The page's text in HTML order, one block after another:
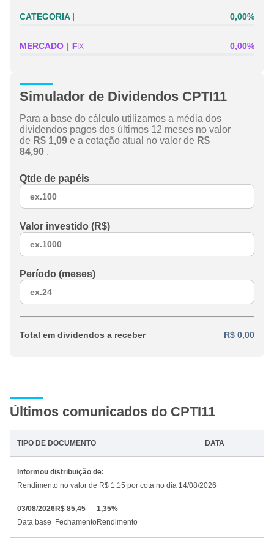
CATEGORIA 0,00%
MERCADO IFIX 0,00%
Simulador de Dividendos CPTI11
Para a base do cálculo utilizamos a média dos
dividendos pagos dos últimos 12 meses no valor
de R$ 1,09 e a cotação atual no valor de R$
84,90 .
Qtde de papéis
Valor investido (R$)
Período (meses)
Total em dividendos a receber R$ 0,00
Últimos comunicados do CPTI11
TIPO DE DOCUMENTO DATA
Informou distribuição de:
Rendimento no valor de R$ 1,15 por cota no dia 14/08/2026
03/08/2026
Data base
R$ 85,45
Fechamento
1,35%
Rendimento